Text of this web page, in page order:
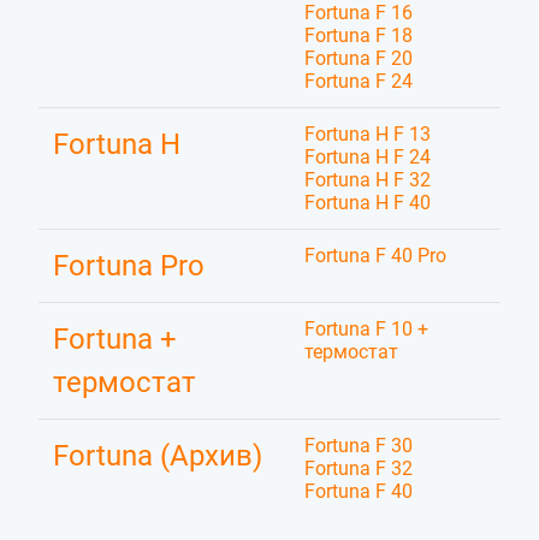
Fortuna F 16
Fortuna F 18
Fortuna F 20
Fortuna F 24
Fortuna H
Fortuna H F 13
Fortuna H F 24
Fortuna H F 32
Fortuna H F 40
Fortuna Pro Fortuna F 40 Pro
Fortuna +
термостат
Fortuna F 10 +
термостат
Fortuna (Архив)
Fortuna F 30
Fortuna F 32
Fortuna F 40